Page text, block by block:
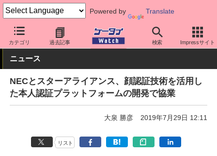
Powered by Translate
カテゴリ 過去記事 検索 Impressサイト
ケータイ Watch 業界動向 企業動向
ニュース
NECとスターアライアンス、顔認証技術を活用し
た本人認証プラットフォームの開発で協業
大泉 勝彦 2019年7月29日 12:11
リスト